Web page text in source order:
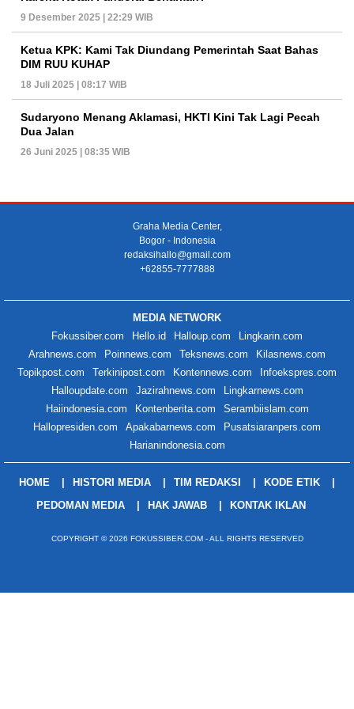
9 Desember 2025 | 22:29 WIB
Ketua KPK: Kami Tak Diundang Pemerintah Saat Bahas
DIM RUU KUHAP
18 Juli 2025 | 08:17 WIB
Sudaryono Menang Aklamasi, HKTI Kini Tak Lagi Pecah
Dua Jalan
26 Juni 2025 | 08:35 WIB
Graha Media Center,
Bogor - Indonesia
redaksihallo@gmail.com
+62855-7777888
MEDIA NETWORK
Fokussiber.com
Hello.id Halloup.com
Lingkarin.com
Arahnews.com
Poinnews.com Teksnews.com
Kilasnews.com
Topikpost.com
Terkinipost.com Kontennews.com
Infoekspres.com
Halloupdate.com
Jazirahnews.com
Lingkarnews.com
Haiindonesia.com
Kontenberita.com
Serambiislam.com
Hallopresiden.com
Apakabarnews.com
Pusatsiaranpers.com
Harianindonesia.com
HOME HISTORI MEDIA TIM REDAKSI
KODE ETIK
PEDOMAN MEDIA
HAK JAWAB KONTAK IKLAN
COPYRIGHT © 2026 FOKUSSIBER.COM - ALL RIGHTS RESERVED